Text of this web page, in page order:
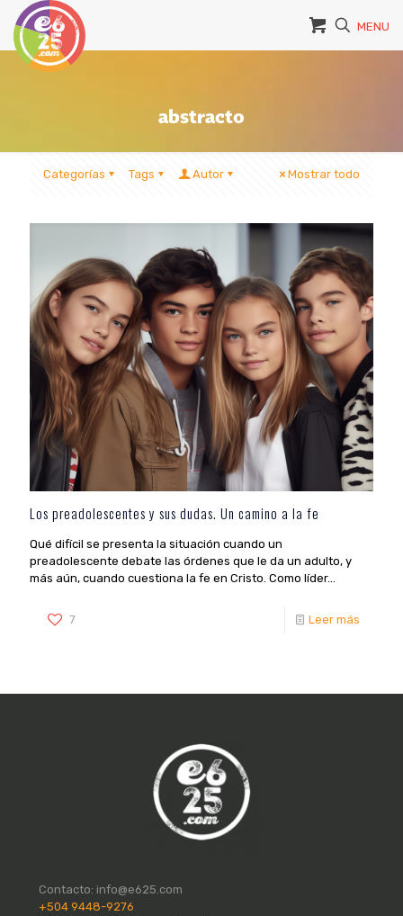
MENU
abstracto
Categorías Tags Autor Mostrar todo
Los preadolescentes y sus dudas. Un camino a la fe
Qué difícil se presenta la situación cuando un
preadolescente debate las órdenes que le da un adulto, y
más aún, cuando cuestiona la fe en Cristo. Como líder...
7 Leer más
Contacto: info@e625.com
+504 9448-9276